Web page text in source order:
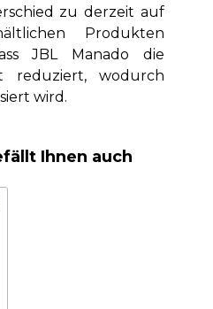
zu derzeit auf
Produkten
JBL Manado die
reduziert, wodurch
wird.
Ihnen auch